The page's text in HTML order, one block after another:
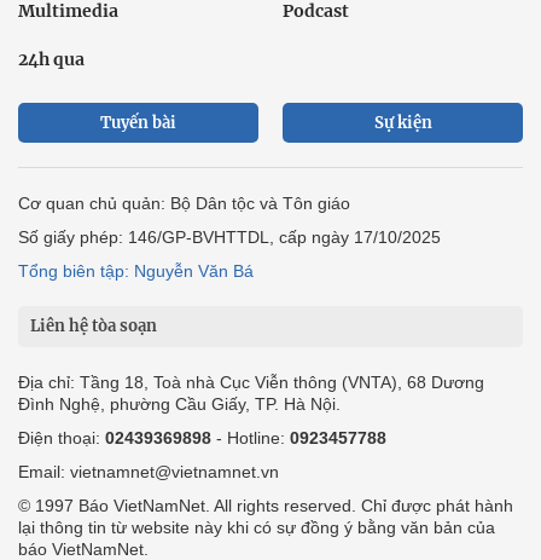
Multimedia Podcast
24h qua
Tuyến bài Sự kiện
Cơ quan chủ quản: Bộ Dân tộc và Tôn giáo
Số giấy phép: 146/GP-BVHTTDL, cấp ngày 17/10/2025
Tổng biên tập: Nguyễn Văn Bá
Liên hệ tòa soạn
Địa chỉ: Tầng 18, Toà nhà Cục Viễn thông (VNTA), 68 Dương
Đình Nghệ, phường Cầu Giấy, TP. Hà Nội.
Điện thoại: 02439369898 - Hotline: 0923457788
Email: vietnamnet@vietnamnet.vn
© 1997 Báo VietNamNet. All rights reserved. Chỉ được phát hành
lại thông tin từ website này khi có sự đồng ý bằng văn bản của
báo VietNamNet.